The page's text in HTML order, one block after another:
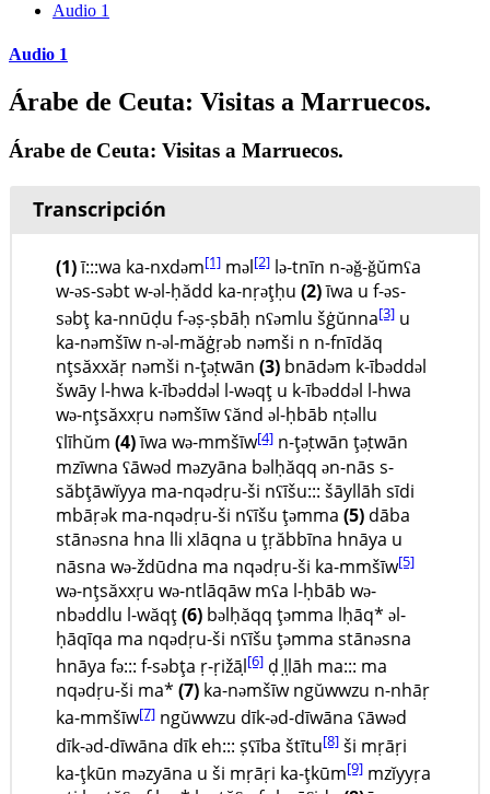
Audio 1
Audio 1
Árabe de Ceuta: Visitas a Marruecos.
Árabe de Ceuta: Visitas a Marruecos.
Transcripción
(1)ī:::wa ka-nxdəm[1] məl[2] lə-tnīn n-əǧ-ǧŭmʕa
w-əs-səbt w-əl-ḥădd ka-nṛəţḥu (2)īwa u f-ǝs-
səbţ ka-nnūḍu f-əṣ-ṣbāḥ nʕəmlu šġŭnna[3] u
ka-nəmšīw n-əl-măġṛəb nəmši n n-fnīdăq
nţsăxxăṛ nəmši n-ţəṭwān (3) bnādəm k-ībəddəl
šwāy l-hwa k-ībəddəl l-wəqţ u k-ībəddəl l-hwa
wə-nţsăxxṛu nəmšīw ʕănd əl-ḥbāb nṭəllu
ʕlīhŭm (4)īwa wə-mmšīw[4] n-ţəṭwān ţəṭwān
mzīwna ʕāwəd məzyāna bəlḥăqq ən-nās s-
săbţāwĭyya ma-nqədṛu-ši nʕīšu::: šāyllāh sīdi
mbāṛək ma-nqǝdṛu-ši nʕīšu ţəmma (5) dāba
stānəsna hna lli xlāqna u ţṛăbbīna hnāya u
nāsna wə-ždūdna ma nqədṛu-ši ka-mmšīw[5]
wə-nţsăxxṛu wə-ntlāqāw mʕa l-ḥbāb wə-
nbəddlu l-wăqţ(6) bǝlḥăqq ţəmma lḥāq* əl-
ḥāqīqa ma nqǝdṛu-ši nʕīšu ţəmma stānəsna
hnāya fə::: f-səbţa ṛ-ṛižāḷ[6] ḍ ḷḷāh ma::: ma
nqədṛu-ši ma* (7) ka-nəmšīw ngŭwwzu n-nhāṛ
ka-mmšīw[7] ngŭwwzu dīk-ǝd-dīwāna ʕāwəd
dīk-ǝd-dīwāna dīk eh::: ṣʕība štītu[8] ši mṛāṛi
ka-ţkūn məzyāna u ši mṛāṛi ka-ţkūm[9] mzĭyyṛa